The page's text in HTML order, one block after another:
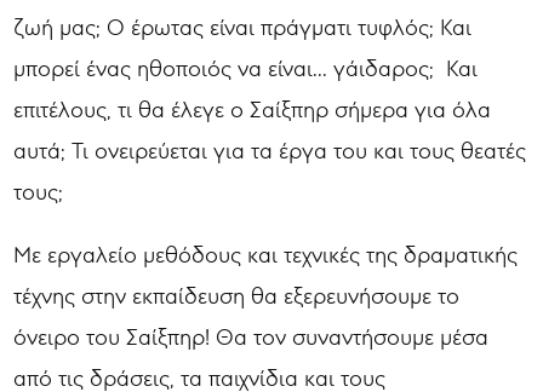
ζωή μας; Ο έρωτας είναι πράγματι τυφλός; Και
μπορεί ένας ηθοποιός να είναι... γάιδαρος; Και
επιτέλους, τι θα έλεγε ο Σαίξπηρ σήμερα για όλα
αυτά; Τι ονειρεύεται για τα έργα του και τους θεατές
τους;
Με εργαλείο μεθόδους και τεχνικές της δραματικής
τέχνης στην εκπαίδευση θα εξερευνήσουμε το
όνειρο του Σαίξπηρ! Θα τον συναντήσουμε μέσα
από τις δράσεις, τα παιχνίδια και τους